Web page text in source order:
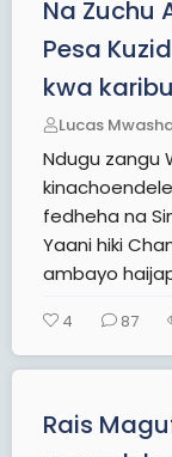
Na Zuchu
Pesa
kwa
Lucas
Ndugu zangu
fedheha na
Yaani hiki
ambayo
4 87
Rais